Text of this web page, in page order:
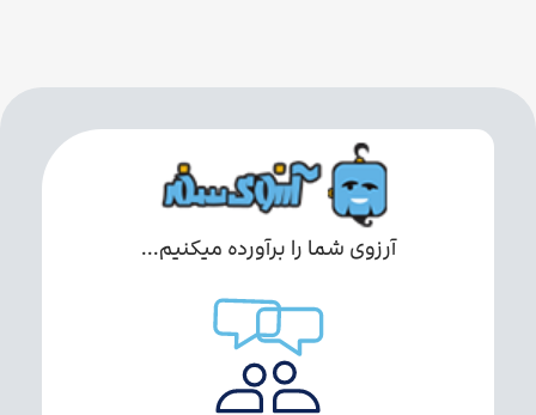
آرزوی شما را برآورده میکنیم...